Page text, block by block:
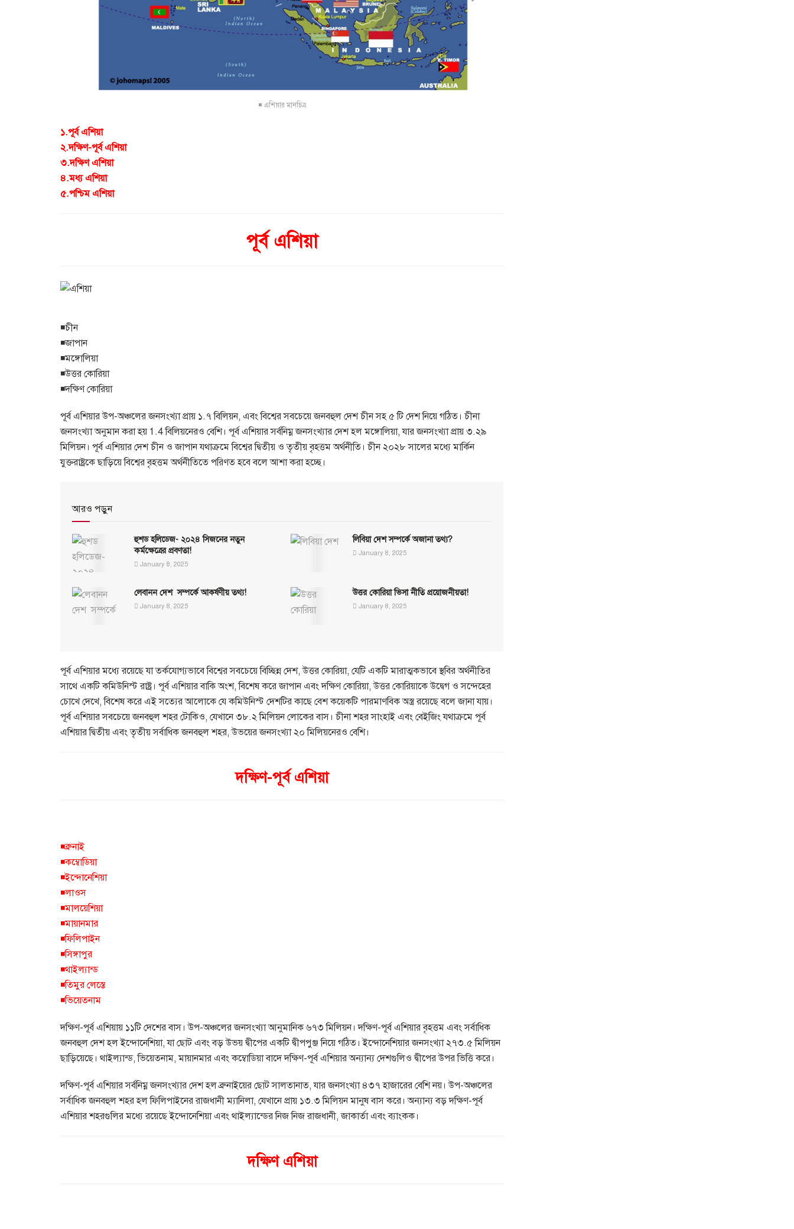
◾ এশিয়ার মানচিত্র
১.পূর্ব এশিয়া
২.দক্ষিণ-পূর্ব এশিয়া
৩.দক্ষিণ এশিয়া
৪.মধ্য এশিয়া
৫.পশ্চিম এশিয়া
পূর্ব এশিয়া
◾চীন
◾জাপান
◾মঙ্গোলিয়া
◾উত্তর কোরিয়া
◾দক্ষিণ কোরিয়া
পূর্ব এশিয়ার উপ-অঞ্চলের জনসংখ্যা প্রায় ১.৭ বিলিয়ন, এবং বিশ্বের সবচেয়ে জনবহুল দেশ চীন সহ ৫ টি দেশ নিয়ে গঠিত। চীনা
জনসংখ্যা অনুমান করা হয় 1.4 বিলিয়নেরও বেশি। পূর্ব এশিয়ার সর্বনিম্ন জনসংখ্যার দেশ হল মঙ্গোলিয়া, যার জনসংখ্যা প্রায় ৩.২৯
মিলিয়ন। পূর্ব এশিয়ার দেশ চীন ও জাপান যথাক্রমে বিশ্বের দ্বিতীয় ও তৃতীয় বৃহত্তম অর্থনীতি। চীন ২০২৮ সালের মধ্যে মার্কিন
যুক্তরাষ্ট্রকে ছাড়িয়ে বিশ্বের বৃহত্তম অর্থনীতিতে পরিণত হবে বলে আশা করা হচ্ছে।
আরও পড়ুন
হুশড হলিডেজ- ২০২৪ সিজনের নতুন
কর্মক্ষেত্রের প্রবণতা!
January 8, 2025
লিবিয়া দেশ সম্পর্কে অজানা তথ্য?
January 8, 2025
লেবানন দেশ সম্পর্কে আকর্ষণীয় তথ্য!
January 8, 2025
উত্তর কোরিয়া ভিসা নীতি প্রয়োজনীয়তা!
January 8, 2025
পূর্ব এশিয়ার মধ্যে রয়েছে যা তর্কযোগ্যভাবে বিশ্বের সবচেয়ে বিচ্ছিন্ন দেশ, উত্তর কোরিয়া, যেটি একটি মারাত্মকভাবে স্থবির অর্থনীতির
সাথে একটি কমিউনিস্ট রাষ্ট্র। পূর্ব এশিয়ার বাকি অংশ, বিশেষ করে জাপান এবং দক্ষিণ কোরিয়া, উত্তর কোরিয়াকে উদ্বেগ ও সন্দেহের
চোখে দেখে, বিশেষ করে এই সত্যের আলোকে যে কমিউনিস্ট দেশটির কাছে বেশ কয়েকটি পারমাণবিক অস্ত্র রয়েছে বলে জানা যায়।
পূর্ব এশিয়ার সবচেয়ে জনবহুল শহর টোকিও, যেখানে ৩৮.২ মিলিয়ন লোকের বাস। চীনা শহর সাংহাই এবং বেইজিং যথাক্রমে পূর্ব
এশিয়ার দ্বিতীয় এবং তৃতীয় সর্বাধিক জনবহুল শহর, উভয়ের জনসংখ্যা ২০ মিলিয়নেরও বেশি।
দক্ষিণ-পূর্ব এশিয়া
◾ব্রুনাই
◾কম্বোডিয়া
◾ইন্দোনেশিয়া
◾লাওস
◾মালয়েশিয়া
◾মায়ানমার
◾ফিলিপাইন
◾সিঙ্গাপুর
◾থাইল্যান্ড
◾তিমুর লেস্তে
◾ভিয়েতনাম
দক্ষিণ-পূর্ব এশিয়ায় ১১টি দেশের বাস। উপ-অঞ্চলের জনসংখ্যা আনুমানিক ৬৭৩ মিলিয়ন। দক্ষিণ-পূর্ব এশিয়ার বৃহত্তম এবং সর্বাধিক
জনবহুল দেশ হল ইন্দোনেশিয়া, যা ছোট এবং বড় উভয় দ্বীপের একটি দ্বীপপুঞ্জ নিয়ে গঠিত। ইন্দোনেশিয়ার জনসংখ্যা ২৭৩.৫ মিলিয়ন
ছাড়িয়েছে। থাইল্যান্ড, ভিয়েতনাম, মায়ানমার এবং কম্বোডিয়া বাদে দক্ষিণ-পূর্ব এশিয়ার অন্যান্য দেশগুলিও দ্বীপের উপর ভিত্তি করে।
দক্ষিণ-পূর্ব এশিয়ার সর্বনিম্ন জনসংখ্যার দেশ হল ব্রুনাইয়ের ছোট সালতানাত, যার জনসংখ্যা ৪৩৭ হাজারের বেশি নয়। উপ-অঞ্চলের
সর্বাধিক জনবহুল শহর হল ফিলিপাইনের রাজধানী ম্যানিলা, যেখানে প্রায় ১৩.৩ মিলিয়ন মানুষ বাস করে। অন্যান্য বড় দক্ষিণ-পূর্ব
এশিয়ার শহরগুলির মধ্যে রয়েছে ইন্দোনেশিয়া এবং থাইল্যান্ডের নিজ নিজ রাজধানী, জাকার্তা এবং ব্যাংকক।
দক্ষিণ এশিয়া